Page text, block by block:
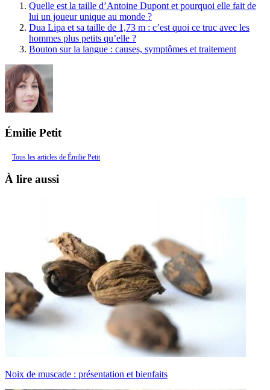
Quelle est la taille d’Antoine Dupont et pourquoi elle fait de
lui un joueur unique au monde ?
Dua Lipa et sa taille de 1,73 m : c’est quoi ce truc avec les
hommes plus petits qu’elle ?
Bouton sur la langue : causes, symptômes et traitement
Émilie Petit
Tous les articles de Émilie Petit
À lire aussi
Noix de muscade : présentation et bienfaits